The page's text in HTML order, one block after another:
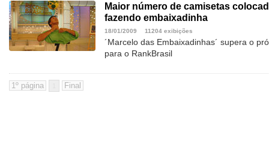
Maior número de camisetas
fazendo embaixadinha
18/01/2009 11204 exibições
´Marcelo das Embaixadinhas´ supera o
para o RankBrasil